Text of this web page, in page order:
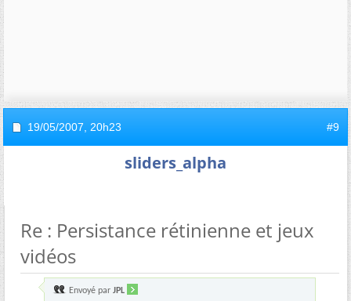
19/05/2007, 20h23 #9
sliders_alpha
Re : Persistance rétinienne et jeux
vidéos
Envoyé par JPL